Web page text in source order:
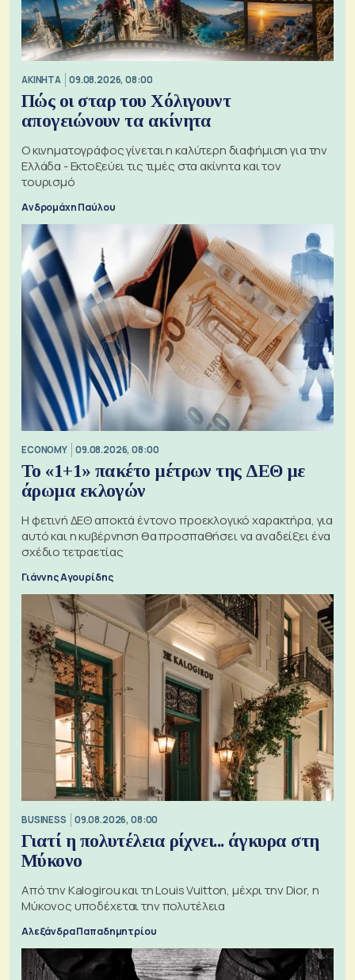
ΑΚΙΝΗΤΑ 09.08.2026, 08:00
Πώς οι σταρ του Χόλιγουντ
απογειώνουν τα ακίνητα
Ο κινηματογράφος γίνεται η καλύτερη διαφήμιση για την
Ελλάδα - Εκτοξεύει τις τιμές στα ακίνητα και τον
τουρισμό
Ανδρομάχη Παύλου
ECONOMY 09.08.2026, 08:00
Το «1+1» πακέτο μέτρων της ΔΕΘ με
άρωμα εκλογών
Η φετινή ΔΕΘ αποκτά έντονο προεκλογικό χαρακτήρα, για
αυτό και η κυβέρνηση θα προσπαθήσει να αναδείξει ένα
σχέδιο τετραετίας
Γιάννης Αγουρίδης
BUSINESS 09.08.2026, 08:00
Γιατί η πολυτέλεια ρίχνει... άγκυρα στη
Μύκονο
Από την Kalogirou και τη Louis Vuitton, μέχρι την Dior, η
Μύκονος υποδέχεται την πολυτέλεια
Αλεξάνδρα Παπαδημητρίου